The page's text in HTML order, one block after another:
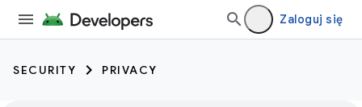
Zaloguj się
SECURITY PRIVACY